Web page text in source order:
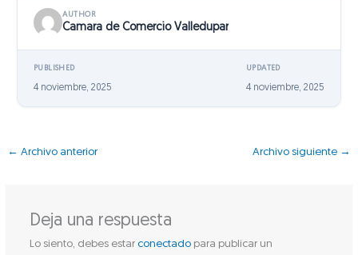
AUTHOR
Camara de Comercio Valledupar
PUBLISHED
4 noviembre, 2025
UPDATED
4 noviembre, 2025
← Archivo anterior Archivo siguiente →
Deja una respuesta
Lo siento, debes estar conectadopara publicar un